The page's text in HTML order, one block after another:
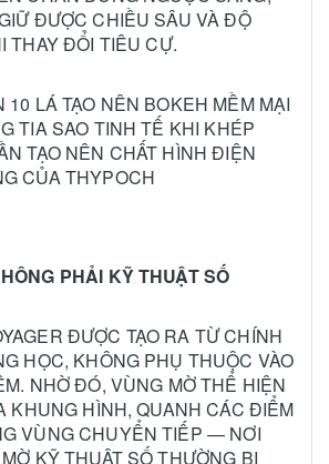
ĐƯỢC CHIỀU SÂU VÀ ĐỘ
THAY ĐỔI TIÊU CỰ.
LÁ TẠO NÊN BOKEH MỀM MẠI
TIA SAO TINH TẾ KHI KHÉP
TẠO NÊN CHẤT HÌNH ĐIỆN
CỦA THYPOCH
PHẢI KỸ THUẬT SỐ
ĐƯỢC TẠO RA TỪ CHÍNH
HỌC, KHÔNG PHỤ THUỘC VÀO
NHỜ ĐÓ, VÙNG MỜ THỂ HIỆN
KHUNG HÌNH, QUANH CÁC ĐIỂM
VÙNG CHUYỂN TIẾP — NƠI
KỸ THUẬT SỐ THƯỜNG BỊ